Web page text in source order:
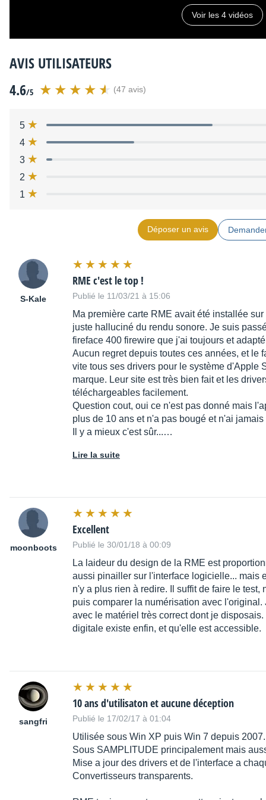
Voir les 4 vidéos
AVIS UTILISATEURS
4.6/5 (47 avis)
5
4
3
2
1
Déposer un avis
S-Kale
RME c'est le top !
Publié le 11/03/21 à 15:06
Ma première carte RME avait été installée
juste halluciné du rendu sonore. Je suis
fireface 400 firewire que j'ai toujours et
Aucun regret depuis toutes ces années, et le
vite tous ses drivers pour le système d'Apple
marque. Leur site est très bien fait et les
téléchargeables facilement.
Question cout, oui ce n'est pas donné mais
plus de 10 ans et n'a pas bougé et n'ai jamais
Il y a mieux c'est sûr...…
Lire la suite
moonboots
Excellent
Publié le 30/01/18 à 00:09
La laideur du design de la RME est
aussi pinailler sur l'interface logicielle... mais
n'y a plus rien à redire. Il suffit de faire le
puis comparer la numérisation avec
avec le matériel très correct dont je
digitale existe enfin, et qu'elle est accessible.
sangfri
10 ans d'utilisaton et aucune déception
Publié le 17/02/17 à 01:04
Utilisée sous Win XP puis Win 7 depuis 2007.
Sous SAMPLITUDE principalement mais
Mise a jour des drivers et de l'interface a
Convertisseurs transparents.